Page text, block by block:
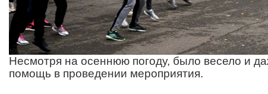
Несмотря на осеннюю погоду, было весело и
помощь в проведении мероприятия.